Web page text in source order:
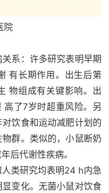
院
系：许多研究表明早期
有长期作用。出生后第
物组成有关键影响。出
了7岁时超重风险。另
饮食和运动减肥计划的
群。类似的，小鼠断奶
后代谢性疾病。
类研究均表明24 h内急
变化。无菌小鼠对饮食